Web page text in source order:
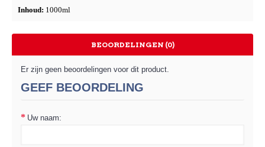
Inhoud: 1000ml
BEOORDELINGEN (0)
Er zijn geen beoordelingen voor dit product.
GEEF BEOORDELING
Uw naam: